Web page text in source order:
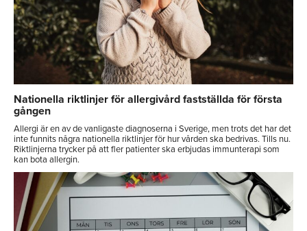
Nationella riktlinjer för allergivård fastställda för första
gången
Allergi är en av de vanligaste diagnoserna i Sverige, men trots det har det
inte funnits några nationella riktlinjer för hur vården ska bedrivas. Tills nu.
Riktlinjerna trycker på att fler patienter ska erbjudas immunterapi som
kan bota allergin.